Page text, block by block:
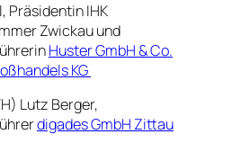
Präsidentin IHK
Zwickau und
Huster GmbH & Co.
KG
Lutz Berger,
digades GmbH Zittau